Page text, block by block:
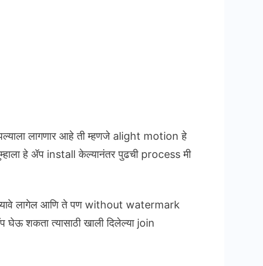
लागणार आहे ती म्हणजे alight motion हे
हे ॲप install केल्यानंतर पुढची process मी
घ्यावे लागेल आणि ते पण without watermark
शकता त्यासाठी खाली दिलेल्या join